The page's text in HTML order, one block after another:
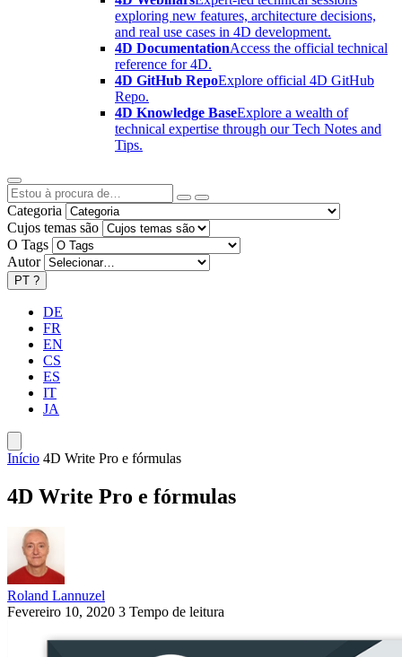
exploring new features, architecture decisions,
and real use cases in 4D development.
4D DocumentationAccess the official technical
reference for 4D.
4D GitHub RepoExplore official 4D GitHub
Repo.
4D Knowledge BaseExplore a wealth of
technical expertise through our Tech Notes and
Tips.
Categoria
Cujos temas são
O Tags
Autor
PT ?
DE
FR
EN
CS
ES
IT
JA
Início 4D Write Pro e fórmulas
4D Write Pro e fórmulas
Roland Lannuzel
Fevereiro 10, 2020 3 Tempo de leitura